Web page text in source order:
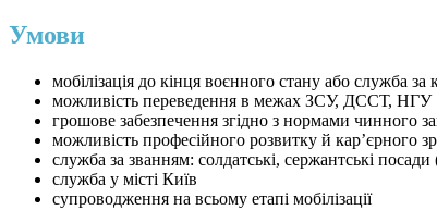
Умови
мобілізація до кінця воєнного стану або служба за
можливість переведення в межах ЗСУ, ДССТ, НГУ
грошове забезпечення згідно з нормами чинного
можливість професійного розвитку й кар’єрного
служба за званням: солдатські, сержантські посади
служба у місті Київ
супроводження на всьому етапі мобілізації